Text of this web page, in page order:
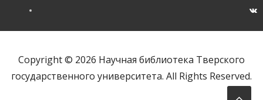
Copyright © 2026 Научная библиотека Тверского
государственного университета. All Rights Reserved.